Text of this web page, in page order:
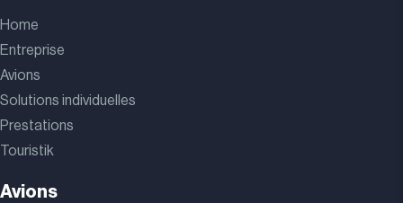
Home
Entreprise
Avions
Solutions individuelles
Prestations
Touristik
Avions